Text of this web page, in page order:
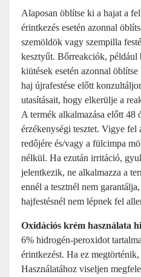
Alaposan öblítse ki a hajat a
érintkezés esetén azonnal
szemöldök vagy szempilla
kesztyűt. Bőrreakciók, például
kiütések esetén azonnal
haj újrafestése előtt
utasításait, hogy elkerülje a
A termék alkalmazása előtt 48
érzékenységi tesztet. Vigye
redőjére és/vagy a fülcimpa
nélkül. Ha ezután irritáció,
jelentkezik, ne alkalmazza a
ennél a tesztnél nem
hajfestésnél nem lépnek fel
Oxidációs krém használata
6% hidrogén-peroxidot
érintkezést. Ha ez
Használatához viseljen